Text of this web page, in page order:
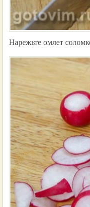
Нарежьте омлет